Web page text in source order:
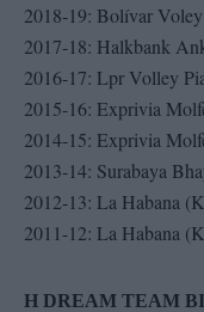
2018-19: Bolívar
2017-18: Halkbank
2016-17: Lpr Volley
2015-16: Exprivia
2014-15: Exprivia
2013-14: Surabaya
2012-13: La Habana
2011-12: La Habana
Η DREAM TEAM